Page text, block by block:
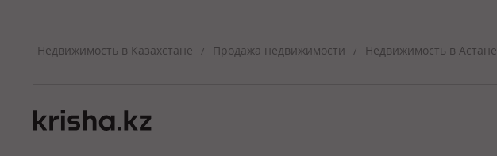
Недвижимость в Казахстане / Продажа недвижимости / Недвижимость в Астане